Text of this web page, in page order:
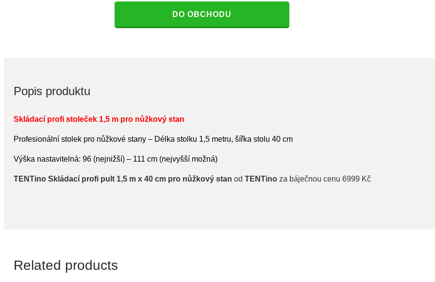
DO OBCHODU
Popis produktu
Skládací profi stoleček 1,5 m pro nůžkový stan
Profesionální stolek pro nůžkové stany – Délka stolku 1,5 metru, šířka stolu 40 cm
Výška nastavitelná: 96 (nejnižší) – 111 cm (nejvyšší možná)
TENTino Skládací profi pult 1,5 m x 40 cm pro nůžkový stan od TENTino za báječnou cenu 6999 Kč
Related products